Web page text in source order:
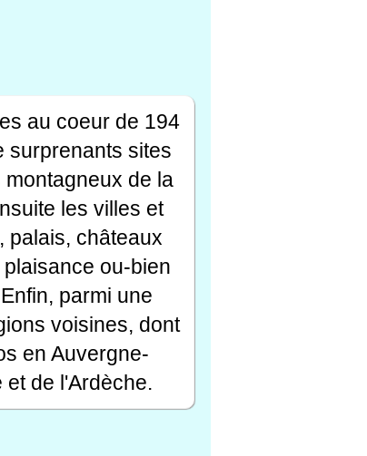
au coeur de 194
surprenants sites
de la
les villes et
palais, châteaux
ou-bien
parmi une
voisines, dont
en Auvergne-
de l'Ardèche.